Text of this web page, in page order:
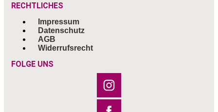
RECHTLICHES
Impressum
Datenschutz
AGB
Widerrufsrecht
FOLGE UNS